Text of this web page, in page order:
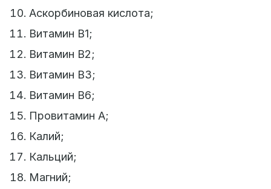
Аскорбиновая кислота;
Витамин B1;
Витамин B2;
Витамин B3;
Витамин B6;
Провитамин A;
Калий;
Кальций;
Магний;